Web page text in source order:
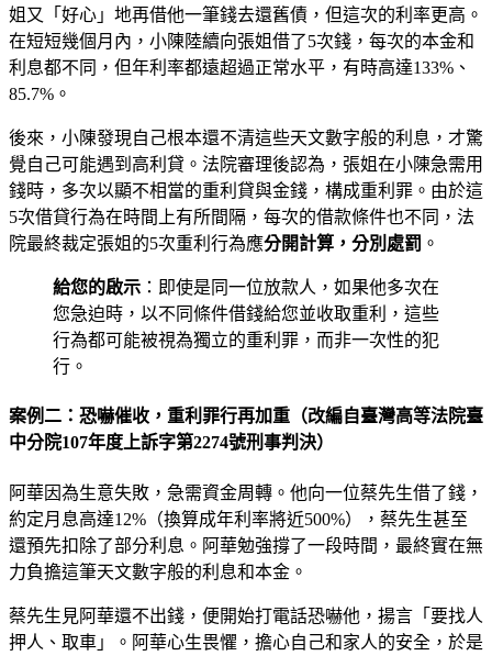
姐又「好心」地再借他一筆錢去還舊債，但這次的利率更高。
在短短幾個月內，小陳陸續向張姐借了5次錢，每次的本金和
利息都不同，但年利率都遠超過正常水平，有時高達133%、
85.7%。
後來，小陳發現自己根本還不清這些天文數字般的利息，才驚
覺自己可能遇到高利貸。法院審理後認為，張姐在小陳急需用
錢時，多次以顯不相當的重利貸與金錢，構成重利罪。由於這
5次借貸行為在時間上有所間隔，每次的借款條件也不同，法
院最終裁定張姐的5次重利行為應分開計算，分別處罰 。
給您的啟示 ：即使是同一位放款人，如果他多次在
您急迫時，以不同條件借錢給您並收取重利，這些
行為都可能被視為獨立的重利罪，而非一次性的犯
行。
案例二：恐嚇催收，重利罪行再加重（改編自臺灣高等法院臺
中分院107年度上訴字第2274號刑事判決）
阿華因為生意失敗，急需資金周轉。他向一位蔡先生借了錢，
約定月息高達12%（換算成年利率將近500%），蔡先生甚至
還預先扣除了部分利息。阿華勉強撐了一段時間，最終實在無
力負擔這筆天文數字般的利息和本金。
蔡先生見阿華還不出錢，便開始打電話恐嚇他，揚言「要找人
押人、取車」。阿華心生畏懼，擔心自己和家人的安全，於是